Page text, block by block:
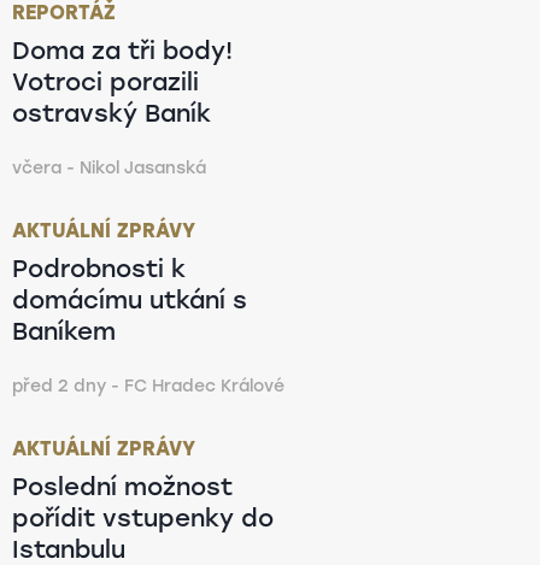
REPORTÁŽ
Doma za tři body!
Votroci porazili
ostravský Baník
včera - Nikol Jasanská
AKTUÁLNÍ ZPRÁVY
Podrobnosti k
domácímu utkání s
Baníkem
před 2 dny - FC Hradec Králové
AKTUÁLNÍ ZPRÁVY
Poslední možnost
pořídit vstupenky do
Istanbulu